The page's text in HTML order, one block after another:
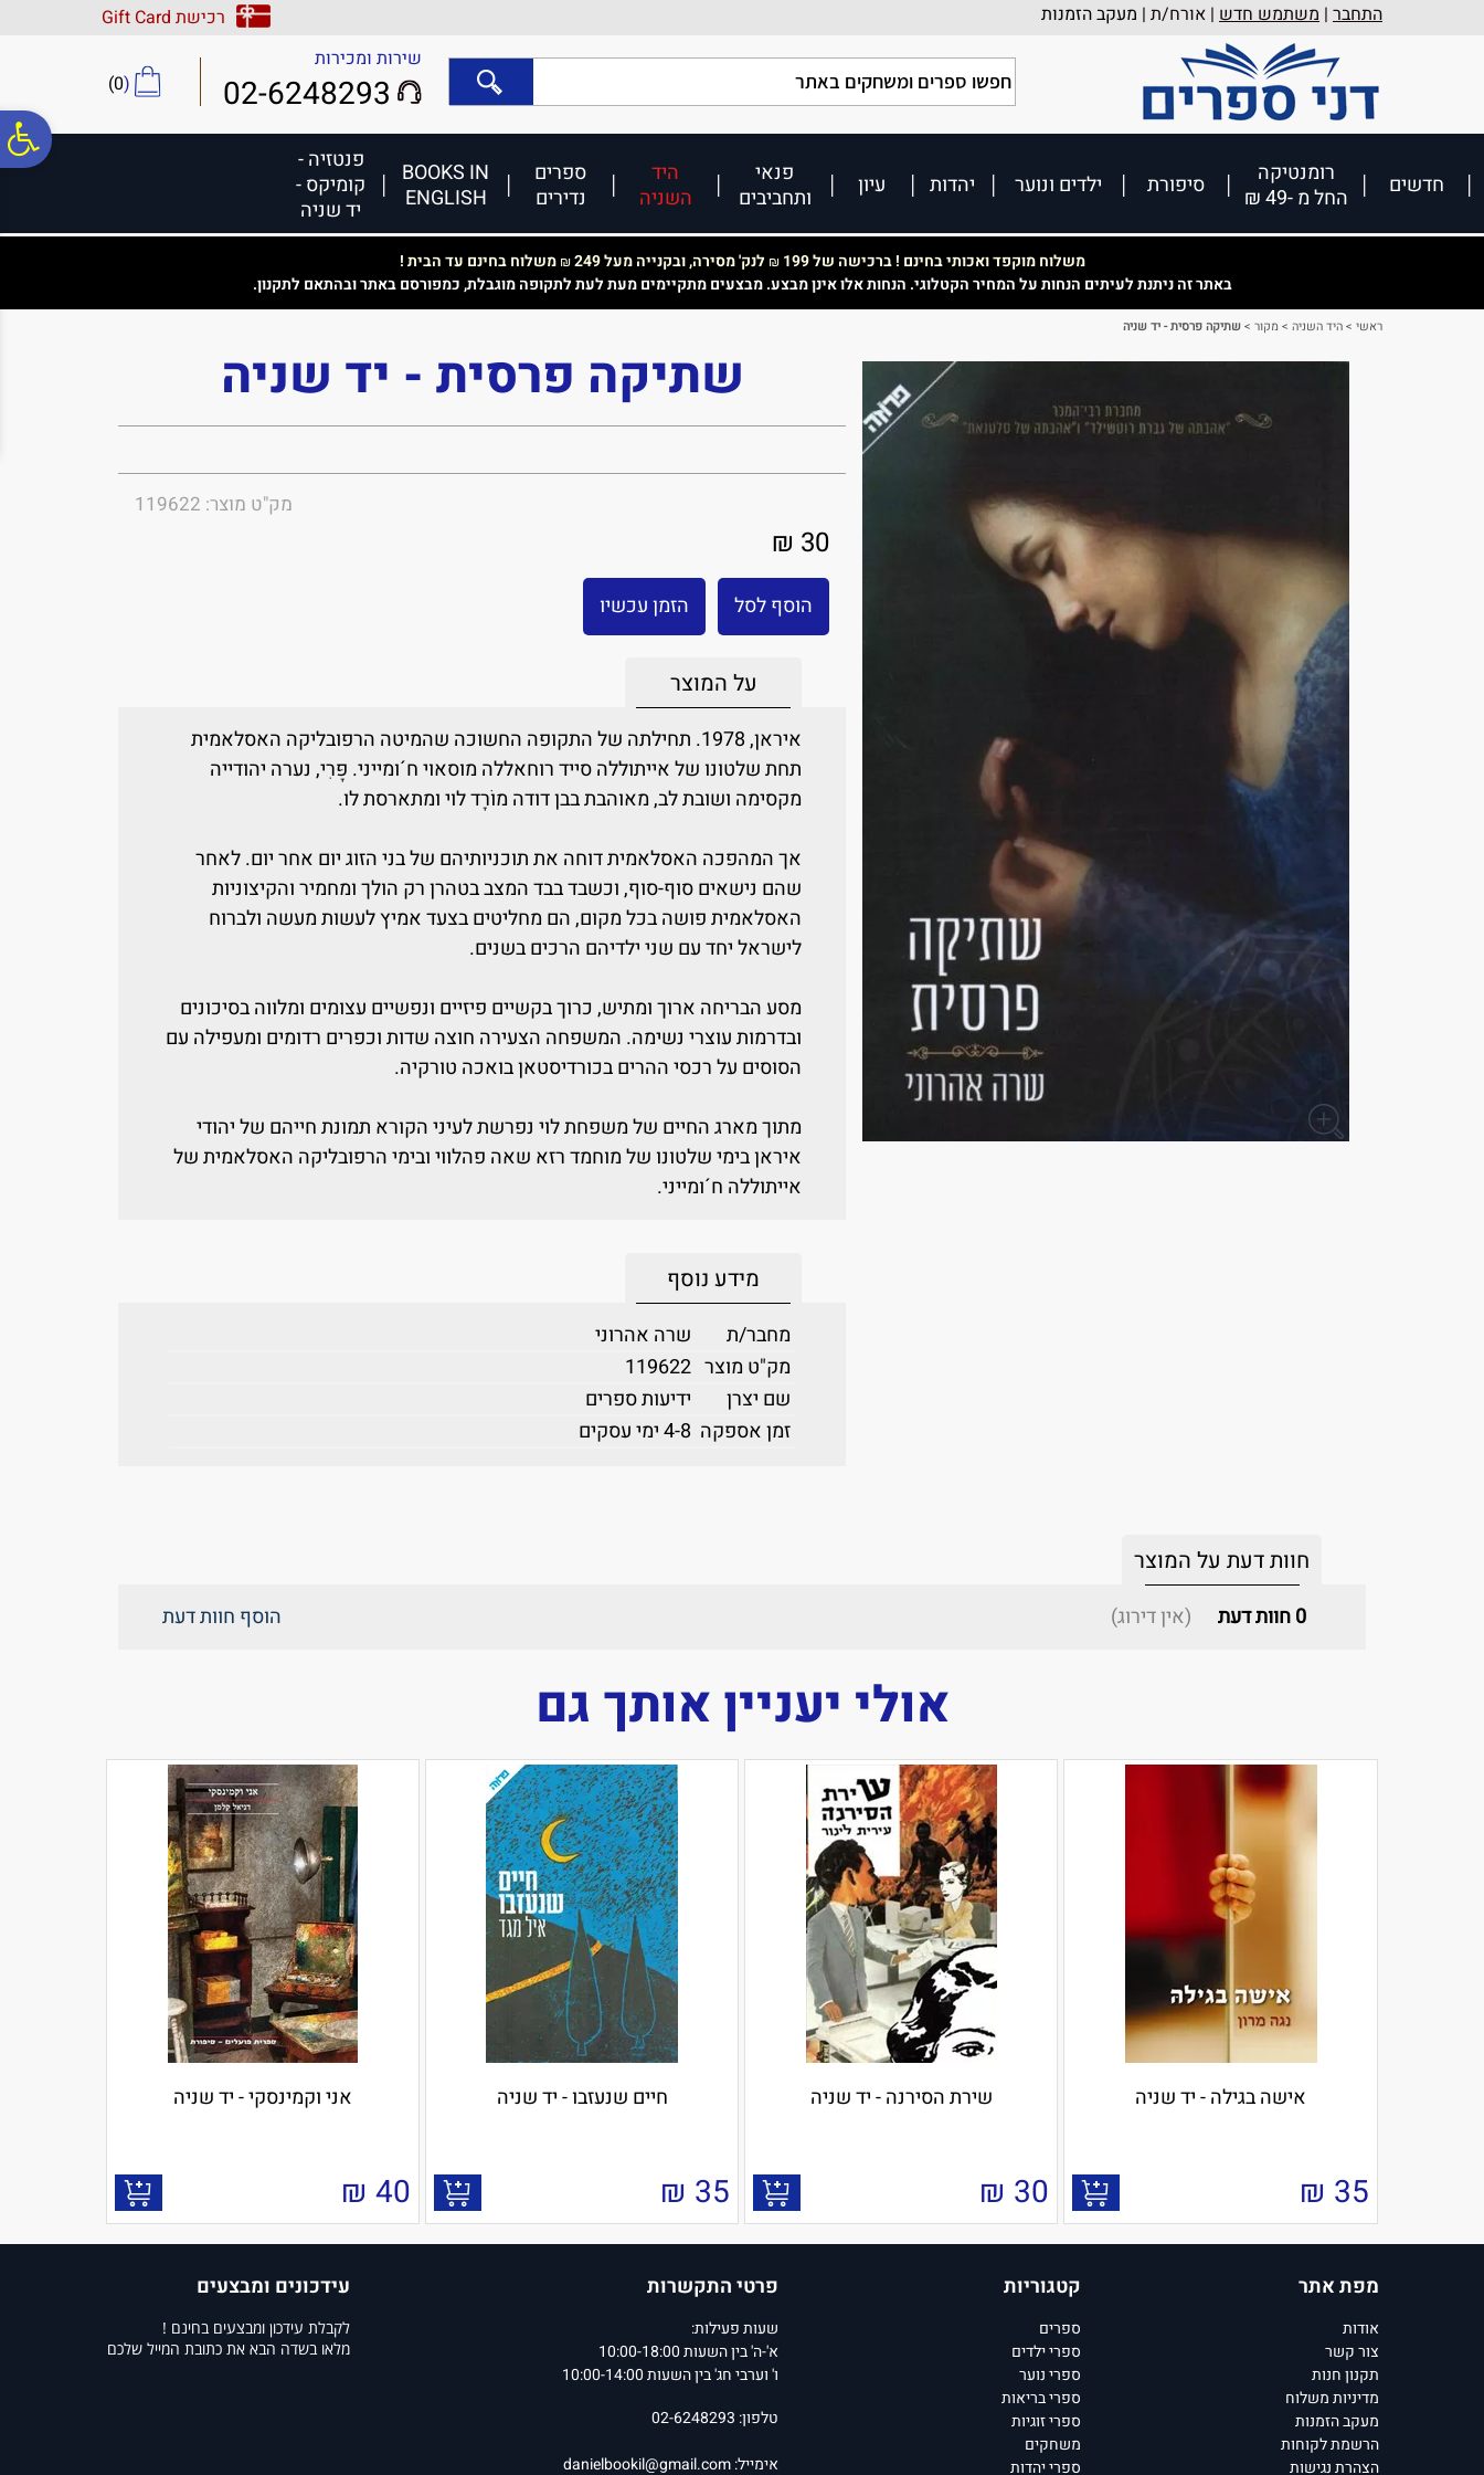
נגישות
אתר
המרכזי
התחבר | משתמש חדש | אורח/ת | מעקב הזמנות
רכישת Gift Card
שירות ומכירות
02-6248293
(
0
)
חדשים
רומנטיקה
החל מ -49 ₪
סיפורת ילדים ונוער יהדות עיון
פנאי
ותחביבים
היד
השניה
ספרים
נדירים
BOOKS IN
ENGLISH
פנטזיה -
קומיקס -
יד שניה
משלוח מוקפד ואכותי בחינם ! ברכישה של 199 ₪ לנק' מסירה, ובקנייה מעל 249 ₪משלוח בחינם עד הבית !
באתר זה ניתנת לעיתים הנחות על המחיר הקטלוגי. הנחות אלו אינן מבצע. מבצעים מתקיימים מעת לעת לתקופה מוגבלת, כמפורסם באתר ובהתאם לתקנון.
ראשי >היד השניה >מקור >שתיקה פרסית - יד שניה
שתיקה פרסית - יד שניה
מק"ט מוצר: 119622
30 ₪
הוסף לסל הזמן עכשיו
על המוצר
איראן, 1978. תחילתה של התקופה החשוכה שהמיטה הרפובליקה האסלאמית
תחת שלטונו של אייתוללה סייד רוחאללה מוסאוי ח´ומייני. פָּרִי, נערה יהודייה
מקסימה ושובת לב, מאוהבת בבן דודה מוֹרָד לוי ומתארסת לו.
אך המהפכה האסלאמית דוחה את תוכניותיהם של בני הזוג יום אחר יום. לאחר
שהם נישאים סוף-סוף, וכשבד בבד המצב בטהרן רק הולך ומחמיר והקיצוניות
האסלאמית פושה בכל מקום, הם מחליטים בצעד אמיץ לעשות מעשה ולברוח
לישראל יחד עם שני ילדיהם הרכים בשנים.
מסע הבריחה ארוך ומתיש, כרוך בקשיים פיזיים ונפשיים עצומים ומלווה בסיכונים
ובדרמות עוצרי נשימה. המשפחה הצעירה חוצה שדות וכפרים רדומים ומעפילה עם
הסוסים על רכסי ההרים בכורדיסטאן בואכה טורקיה.
מתוך מארג החיים של משפחת לוי נפרשת לעיני הקורא תמונת חייהם של יהודי
איראן בימי שלטונו של מוחמד רזא שאה פהלווי ובימי הרפובליקה האסלאמית של
אייתוללה ח´ומייני.
מידע נוסף
מחבר/ת
שרה אהרוני
מק"ט מוצר 119622
שם יצרן
ידיעות ספרים
זמן אספקה 4-8 ימי עסקים
חוות דעת על המוצר
0חוות דעת (אין דירוג) הוסף חוות דעת
אולי יעניין אותך גם
אישה בגילה - יד שניה
35
₪
שירת הסירנה - יד שניה
30
₪
חיים שנעזבו - יד שניה
35
₪
אני וקמינסקי - יד שניה
40
₪
מפת אתר
אודות
צור קשר
תקנון חנות
מדיניות משלוח
מעקב הזמנות
הרשמת לקוחות
הצהרת נגישות
קטגוריות
ספרים
ספרי ילדים
ספרי נוער
ספרי בריאות
ספרי זוגיות
משחקים
ספרי יהדות
פרטי התקשרות
שעות פעילות:
א'-ה' בין השעות 10:00-18:00
ו' וערבי חג' בין השעות 10:00-14:00
טלפון: 02-6248293
אימייל:danielbookil@gmail.com
עידכונים ומבצעים
לקבלת עידכון ומבצעים בחינם !
מלאו בשדה הבא את כתובת המייל שלכם